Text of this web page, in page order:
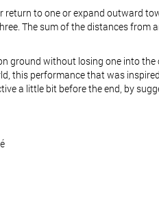
to one or expand outward
The sum of the distances
ground without losing one into
this performance that was
a little bit before the end, by